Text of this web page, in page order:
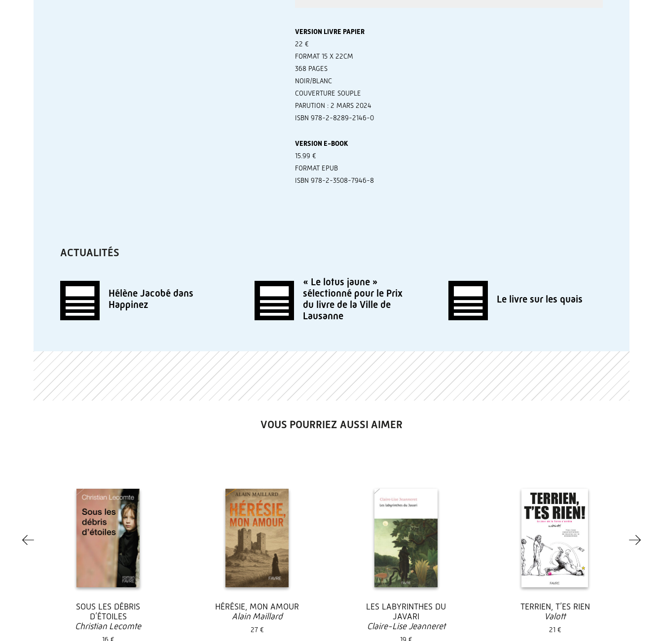
VERSION LIVRE PAPIER
22 €
FORMAT 15 X 22CM
368 PAGES
NOIR/BLANC
COUVERTURE SOUPLE
PARUTION : 2 MARS 2024
ISBN 978-2-8289-2146-0
VERSION E-BOOK
15.99 €
FORMAT EPUB
ISBN 978-2-3508-7946-8
ACTUALITÉS
Hélène Jacobé dans
Happinez
« Le lotus jaune »
sélectionné pour le Prix
du livre de la Ville de
Lausanne
Le livre sur les quais
VOUS POURRIEZ AUSSI AIMER
SOUS LES DÉBRIS
D’ÉTOILES
Christian Lecomte
16 €
HÉRÉSIE, MON AMOUR
Alain Maillard
27 €
LES LABYRINTHES DU
JAVARI
Claire-Lise Jeanneret
19 €
TERRIEN, T’ES RIEN
Valott
21 €